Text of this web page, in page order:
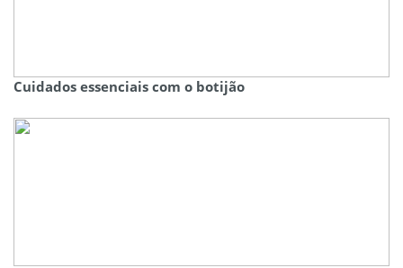
Cuidados essenciais com o botijão